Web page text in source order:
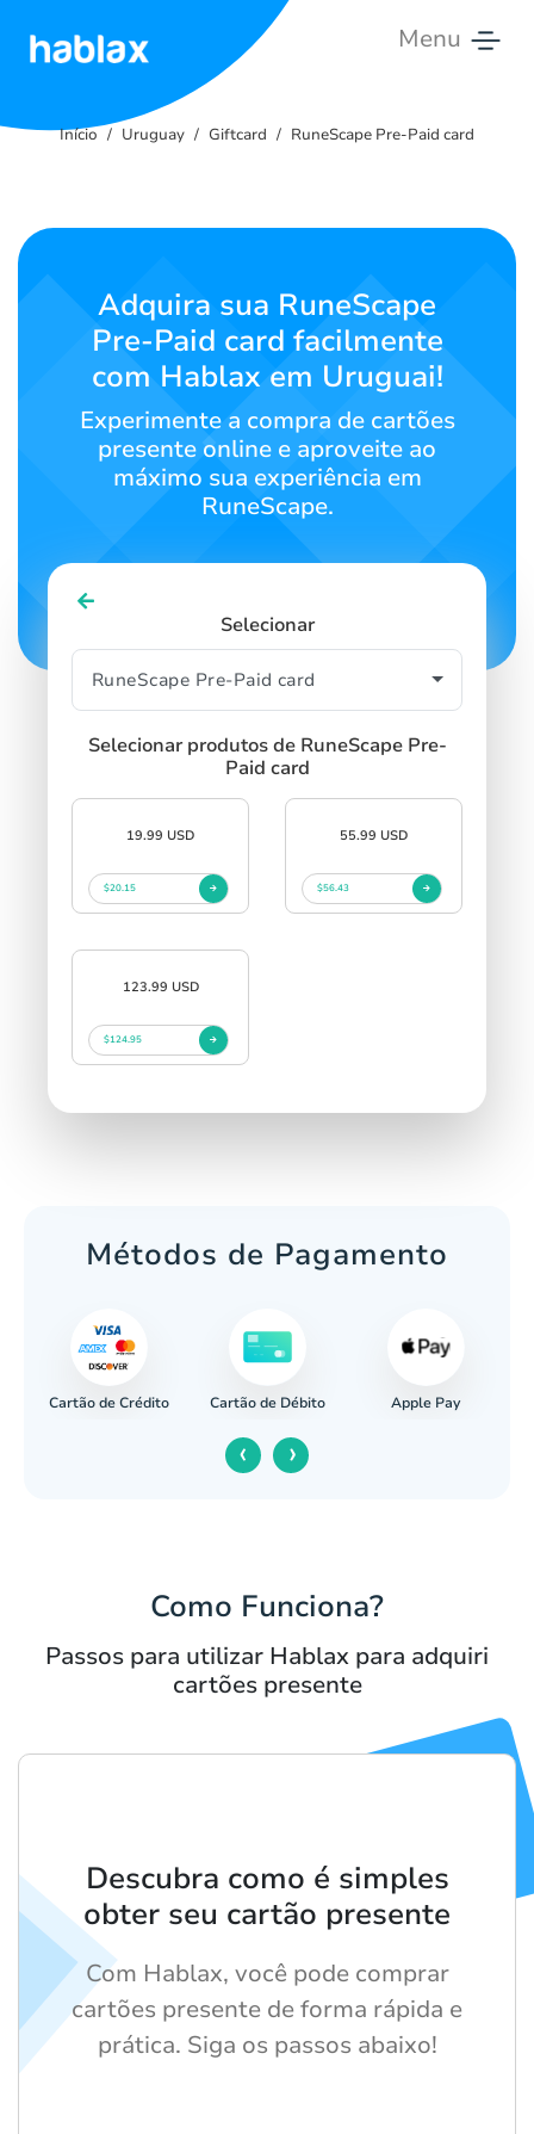
Menu
Tarifas
Contate-
Português
SIGN UP
Início Uruguay Giftcard RuneScape Pre-Paid card
Adquira sua RuneScape
Pre-Paid card facilmente
com Hablax em Uruguai!
Experimente a compra de cartões
presente online e aproveite ao
máximo sua experiência em
RuneScape.
Selecionar
Selecionar produtos de RuneScape Pre-
Paid card
19.99 USD
$20.15
55.99 USD
$56.43
123.99 USD
$124.95
Métodos de Pagamento
Cartão de Crédito Cartão de Débito Apple Pay
‹ ›
Como Funciona?
Passos para utilizar Hablax para adquiri
cartões presente
Descubra como é simples
obter seu cartão presente
Com Hablax, você pode comprar
cartões presente de forma rápida e
prática. Siga os passos abaixo!